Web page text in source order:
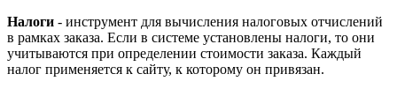
Налоги - инструмент для вычисления налоговых отчислений
в рамках заказа. Если в системе установлены налоги, то они
учитываются при определении стоимости заказа. Каждый
налог применяется к сайту, к которому он привязан.